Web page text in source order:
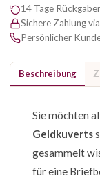
14 Tage
Sichere Zahlung
Persönlicher
Beschreibung
Sie möchten
Geldkuverts
gesammelt
für eine